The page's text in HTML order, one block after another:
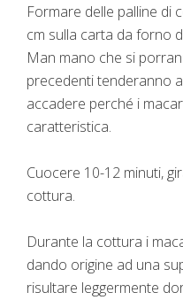
Formare delle palline di
cm sulla carta da forno
Man mano che si
precedenti tenderanno
accadere perché i
caratteristica.
Cuocere 10-12 minuti,
cottura.
Durante la cottura i
dando origine ad una
risultare leggermente